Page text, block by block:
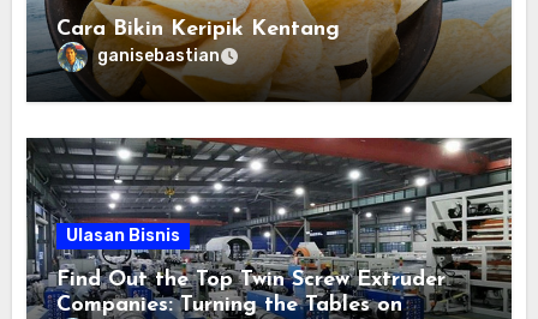
Cara Bikin Keripik Kentang
ganisebastian
Ulasan Bisnis
Find Out the Top Twin Screw Extruder
Companies: Turning the Tables on